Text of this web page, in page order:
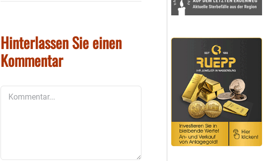
Hinterlassen Sie einen
Kommentar